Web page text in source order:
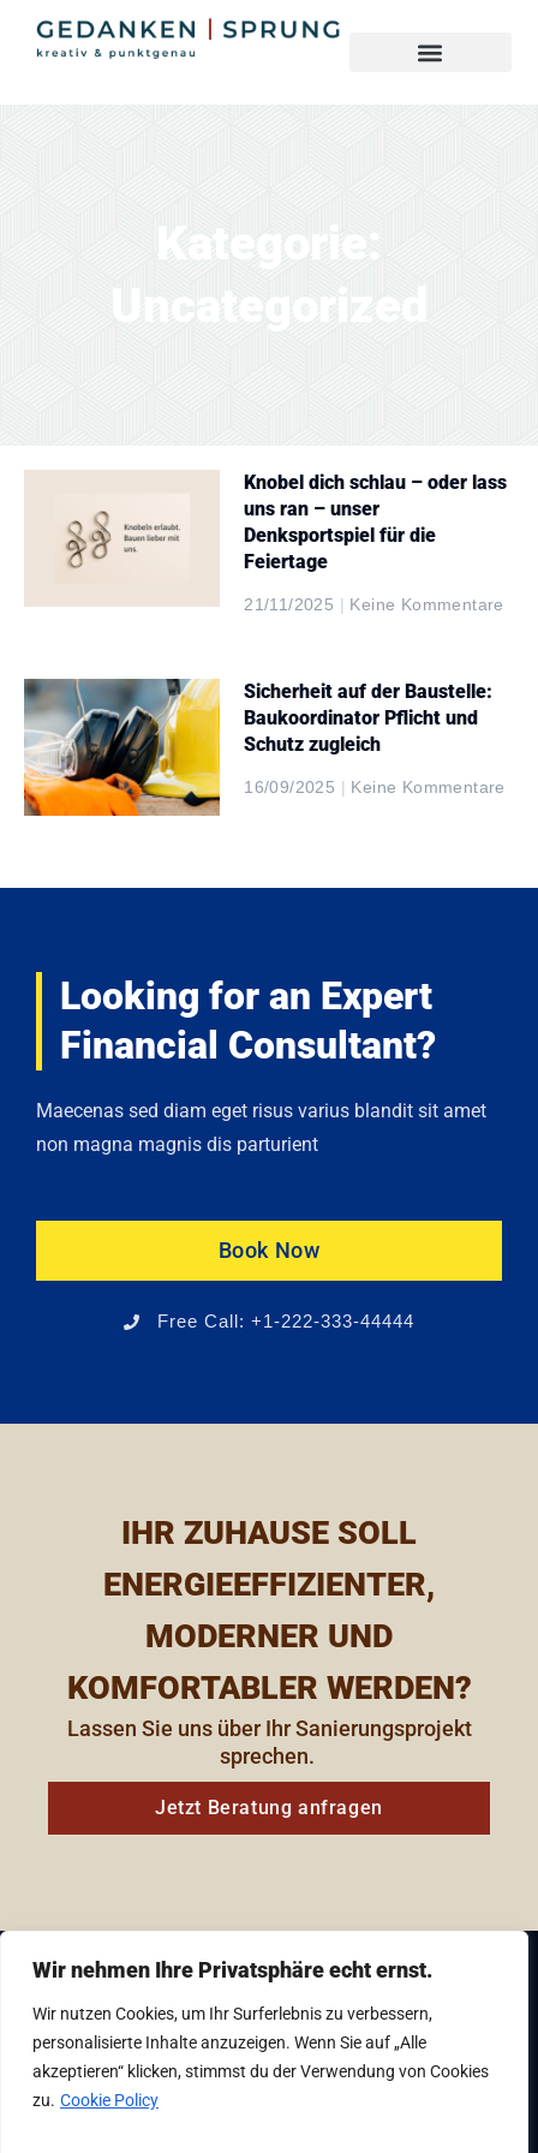
Wir nehmen Ihre Privatsphäre echt ernst.
Wir nutzen Cookies, um Ihr Surferlebnis zu verbessern,
personalisierte Inhalte anzuzeigen. Wenn Sie auf „Alle
akzeptieren“ klicken, stimmst du der Verwendung von Cookies
zu. Cookie Policy
Kategorie:
Knobel dich schlau – oder lass
uns ran – unser
Denksportspiel für die
Feiertage
21/11/2025 Keine Kommentare
Sicherheit auf der Baustelle:
Baukoordinator Pflicht und
Schutz zugleich
16/09/2025 Keine Kommentare
Looking for an Expert
Financial Consultant?
Maecenas sed diam eget risus varius blandit sit amet
non magna magnis dis parturient
Book Now
Free Call: +1-222-333-44444
IHR ZUHAUSE SOLL
ENERGIEEFFIZIENTER,
MODERNER UND
KOMFORTABLER WERDEN?
Lassen Sie uns über Ihr Sanierungsprojekt
sprechen. ​
Jetzt Beratung anfragen
Gedankensprung Baumanagement & Planung
GmbH, Vierthalergasse 8, 1120 Wien
+43 1 879 93 61 – 0